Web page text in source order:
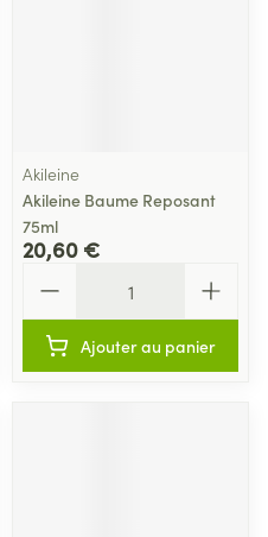
Akileine
Akileine Baume Reposant
75ml
20,60 €
Ajouter au panier